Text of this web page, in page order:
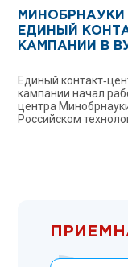
ЕДИНЫЙ
КАМПАНИИ В
Единый
кампании начал
центра
Российском